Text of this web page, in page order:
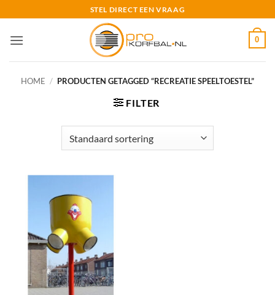
naar
inhoud
STEL DIRECT EEN VRAAG
0
HOME / PRODUCTEN GETAGGED “RECREATIE SPEELTOESTEL”
FILTER